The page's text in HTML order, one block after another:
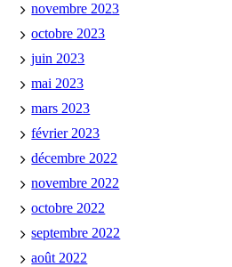
novembre 2023
octobre 2023
juin 2023
mai 2023
mars 2023
février 2023
décembre 2022
novembre 2022
octobre 2022
septembre 2022
août 2022